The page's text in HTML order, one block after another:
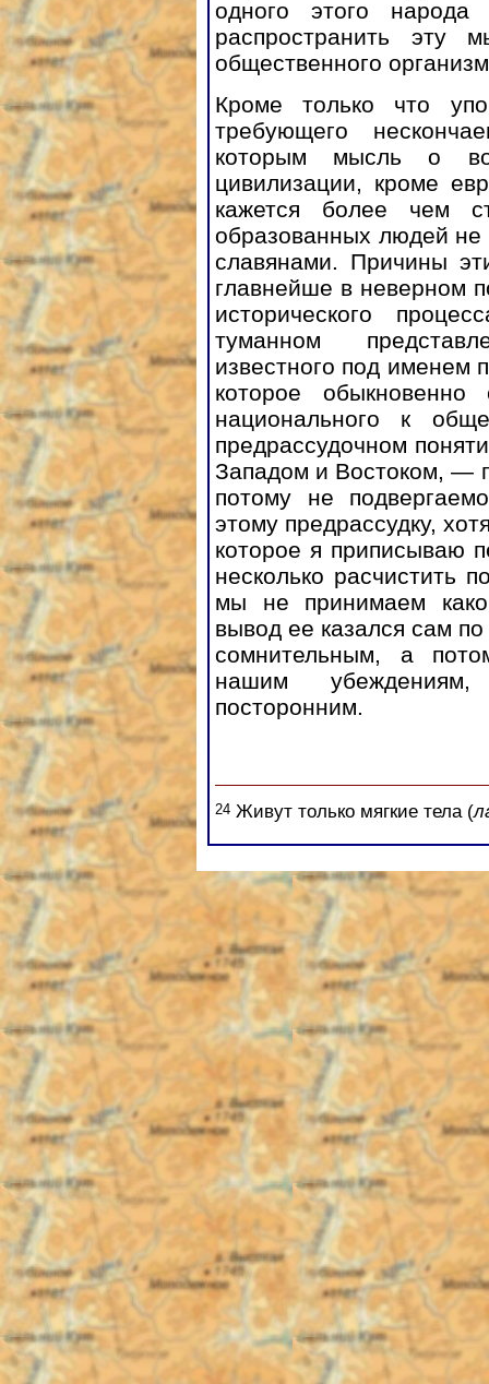
одного этого
распространить эту
общественного
Кроме только что
требующего
которым мысль о
цивилизации, кроме
кажется более чем
образованных людей
славянами. Причины
главнейше в неверном
исторического
туманном
известного под именем
которое
национального к
предрассудочном
Западом и Востоком, —
потому не
этому предрассудку,
которое я приписываю
несколько расчистить
мы не принимаем
вывод ее казался сам
сомнительным, а
нашим
посторонним.
24 Живут только мягкие тела (